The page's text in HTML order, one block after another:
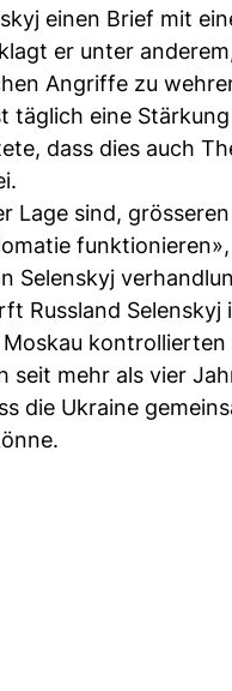
einen Brief mit
er unter
Angriffe zu
täglich eine
dass dies auch
Lage sind,
Selenskyj
Russland Selenskyj
seit mehr als vier
die Ukraine